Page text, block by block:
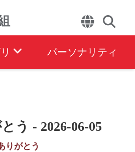
パーソナリティ
う - 2026-06-05
りがとう